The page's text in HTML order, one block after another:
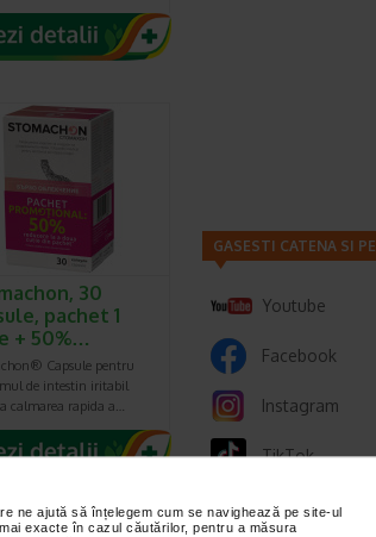
ne ajută să înțelegem cum se navighează pe site-ul
exacte în cazul căutărilor, pentru a măsura
30
pachet 1
+ 50%…
Capsule pentru
de intestin iritabil
calmarea rapida a…
GASESTI CATENA SI PE
Youtube
Facebook
Instagram
TikTok
Whatsapp